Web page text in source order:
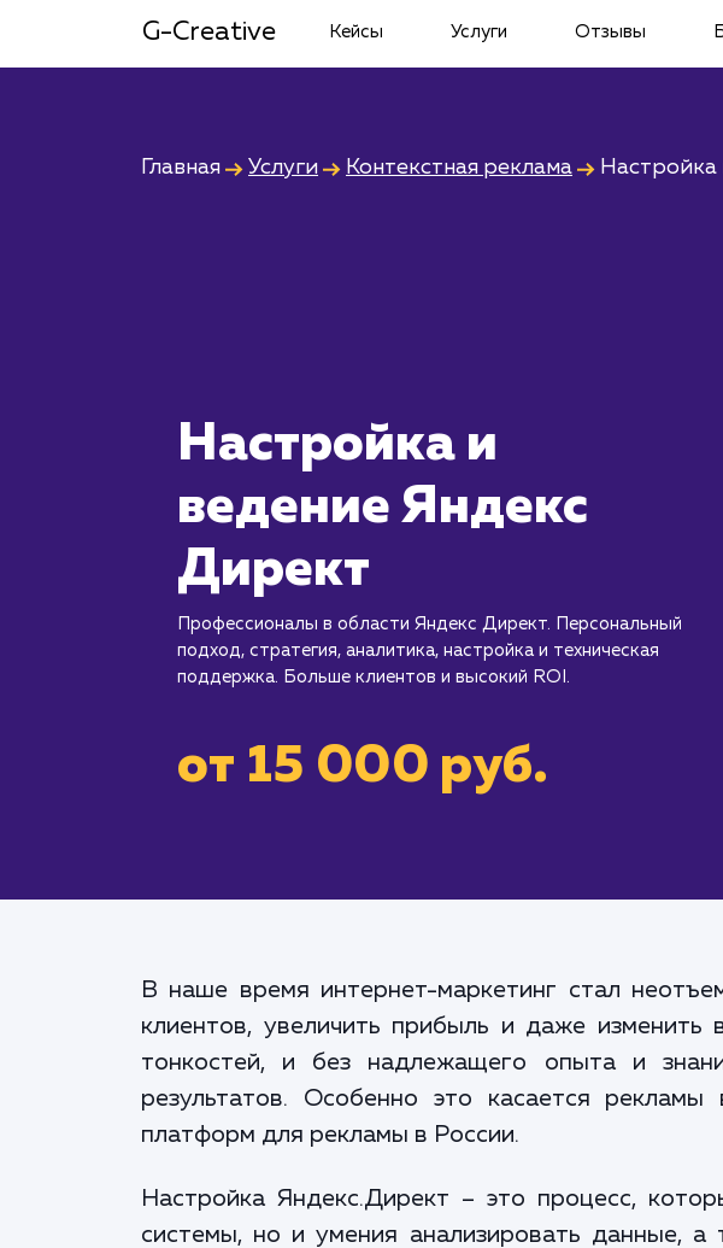
G-Creative Кейсы Услуги Отзывы
Главная Услуги Контекстная реклама Настройка
Настройка и
ведение Яндекс
Директ
Профессионалы в области Яндекс Директ. Персональный
подход, стратегия, аналитика, настройка и техническая
поддержка. Больше клиентов и высокий ROI.
от 15 000 руб.
В наше время интернет-маркетинг стал
клиентов, увеличить прибыль и даже
тонкостей, и без надлежащего опыта и
результатов. Особенно это касается
платформ для рекламы в России.
Настройка Яндекс.Директ – это процесс,
системы, но и умения анализировать данные, а